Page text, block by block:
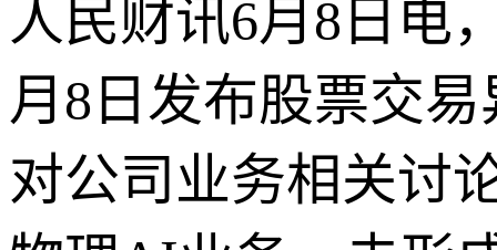
人民财讯6月8日电
月8日发布股票交
对公司业务相关讨